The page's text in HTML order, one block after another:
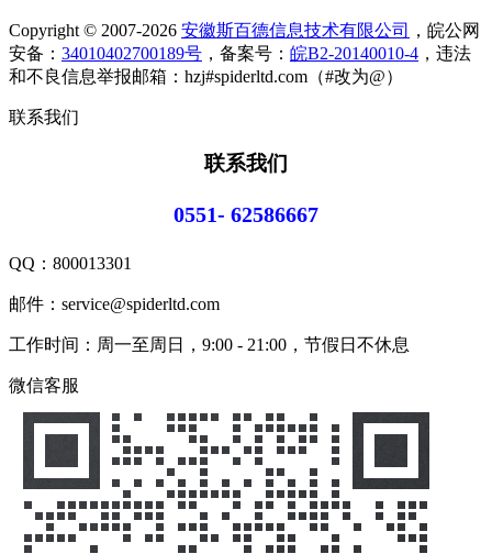
Copyright © 2007-2026 安徽斯百德信息技术有限公司
，皖公网
安备： 34010402700189号 ，备案号： 皖B2-20140010-4 ，违法
和不良信息举报邮箱：hzj#spiderltd.com（#改为@）
联系我们
联系我们
0551- 62586667
QQ： 800013301
邮件：service@spiderltd.com
工作时间：周一至周日，9:00 - 21:00，节假日不休息
微信客服